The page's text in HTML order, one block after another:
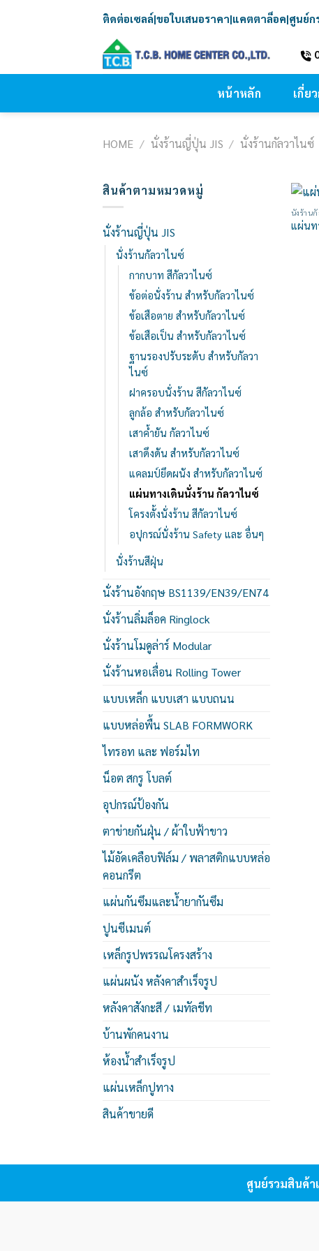
ติดต่อเซลล์|ขอใบเสนอราคา|แคตตาล็อค|ศูนย์ก
หน้าหลัก เกี่ย
HOME / นั่งร้านญี่ปุ่น JIS / นั่งร้านกัลวาไนซ์
สินค้าตามหมวดหมู่
นั่งร้านญี่ปุ่น JIS
นั่งร้านกัลวาไนซ์
กากบาท สีกัลวาไนซ์
ข้อต่อนั่งร้าน สำหรับกัลวาไนซ์
ข้อเสือตาย สำหรับกัลวาไนซ์
ข้อเสือเป็น สำหรับกัลวาไนซ์
ฐานรองปรับระดับ สำหรับกัลวา
ไนซ์
ฝาครอบนั่งร้าน สีกัลวาไนซ์
ลูกล้อ สำหรับกัลวาไนซ์
เสาค้ำยัน กัลวาไนซ์
เสาดึงดัน สำหรับกัลวาไนซ์
แคลมป์ยึดผนัง สำหรับกัลวาไนซ์
แผ่นทางเดินนั่งร้าน กัลวาไนซ์
โครงตั้งนั่งร้าน สีกัลวาไนซ์
อปุกรณ์นั่งร้าน Safety และ อื่นๆ
นั่งร้านสีฝุ่น
นั่งร้านอังกฤษ BS1139/EN39/EN74
นั่งร้านลิ่มล็อค Ringlock
นั่งร้านโมดูล่าร์ Modular
นั่งร้านหอเลื่อน Rolling Tower
แบบเหล็ก แบบเสา แบบถนน
แบบหล่อพื้น SLAB FORMWORK
ไทรอท และ ฟอร์มไท
น็อต สกรู โบลต์
อุปกรณ์ป้องกัน
ตาข่ายกันฝุ่น / ผ้าใบฟ้าขาว
ไม้อัดเคลือบฟิล์ม / พลาสติกแบบหล่อ
คอนกรีต
แผ่นกันซึมและน้ำยากันซึม
ปูนซีเมนต์
เหล็กรูปพรรณโครงสร้าง
แผ่นผนัง หลังคาสำเร็จรูป
หลังคาสังกะสี / เมทัลชีท
บ้านพักคนงาน
ห้องน้ำสำเร็จรูป
แผ่นเหล็กปูทาง
สินค้าขายดี
นั่งร้าน
แผ่นท
ศูนย์รวมสินค้า